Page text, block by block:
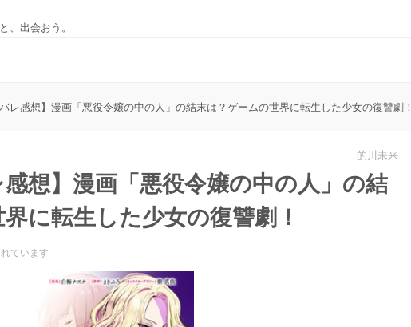
、出会おう。
バレ感想】漫画「悪役令嬢の中の人」の結末は？ゲームの世界に転生した少女の復讐劇！
的川未来
感想】漫画「悪役令嬢の中の人」の結
に転生した少女の復讐劇！
ています